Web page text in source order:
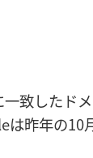
致したド
昨年の10